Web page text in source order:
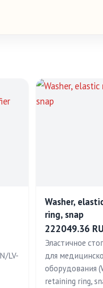
LV-
Washer,
ring, snap
222049.36
Эластичное
для
оборудования
retaining ring,